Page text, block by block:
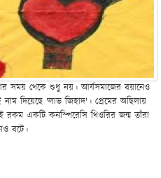
সময় থেকে শুধু নয়। আর্যসমাজের বয়ানেও
নাম দিয়েছে 'লাভ জিহাদ'। প্রেমের অছিলায়
রকম একটি কনস্পিরেসি থিওরির জন্ম তাঁরা
বটে।